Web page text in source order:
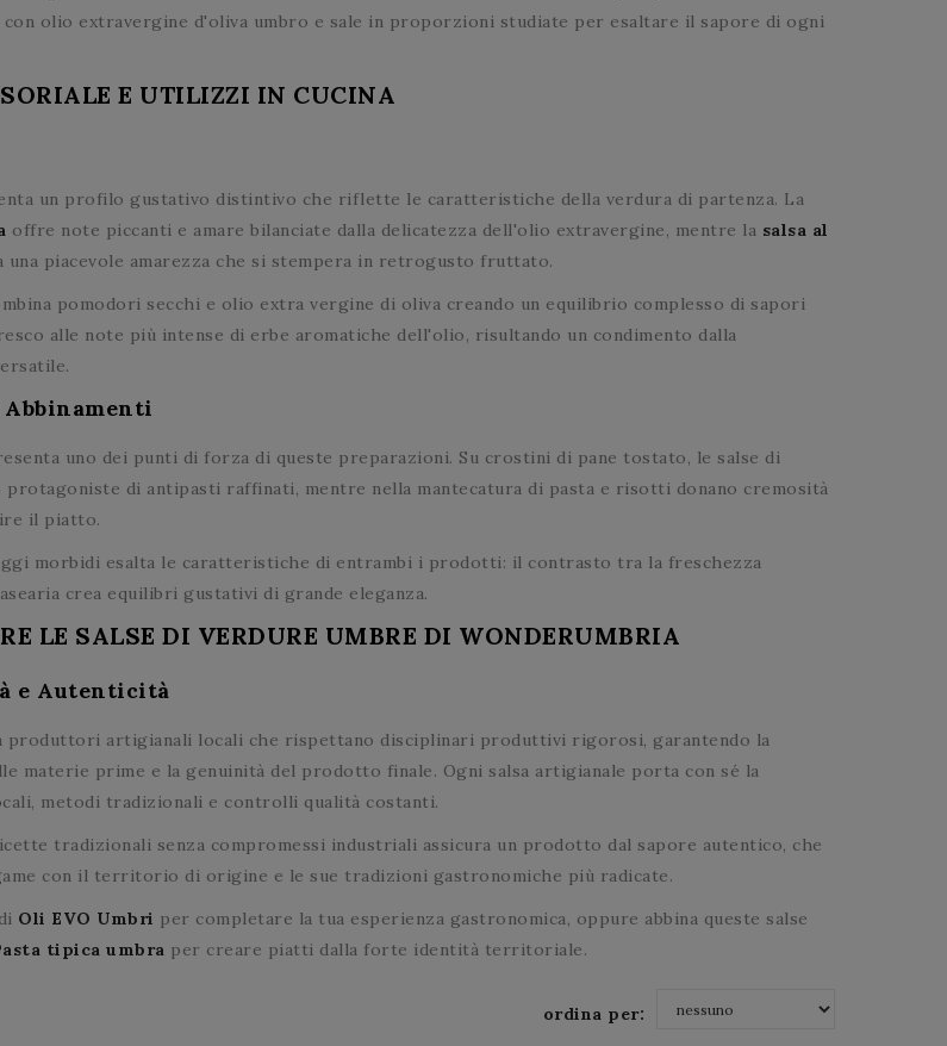
olio extravergine d'oliva umbro e sale in proporzioni studiate per esaltare il sapore di ogni
E UTILIZZI IN CUCINA
un profilo gustativo distintivo che riflette le caratteristiche della verdura di partenza. La
offre note piccanti e amare bilanciate dalla delicatezza dell'olio extravergine, mentre la salsa al
una piacevole amarezza che si stempera in retrogusto fruttato.
pomodori secchi e olio extra vergine di oliva creando un equilibrio complesso di sapori
alle note più intense di erbe aromatiche dell'olio, risultando un condimento dalla
uno dei punti di forza di queste preparazioni. Su crostini di pane tostato, le salse di
protagoniste di antipasti raffinati, mentre nella mantecatura di pasta e risotti donano cremosità
il piatto.
morbidi esalta le caratteristiche di entrambi i prodotti: il contrasto tra la freschezza
crea equilibri gustativi di grande eleganza.
LE SALSE DI VERDURE UMBRE DI WONDERUMBRIA
e Autenticità
produttori artigianali locali che rispettano disciplinari produttivi rigorosi, garantendo la
materie prime e la genuinità del prodotto finale. Ogni salsa artigianale porta con sé la
metodi tradizionali e controlli qualità costanti.
tradizionali senza compromessi industriali assicura un prodotto dal sapore autentico, che
con il territorio di origine e le sue tradizioni gastronomiche più radicate.
Oli EVO Umbri per completare la tua esperienza gastronomica, oppure abbina queste salse
tipica umbra per creare piatti dalla forte identità territoriale.
ordina per: nessuno